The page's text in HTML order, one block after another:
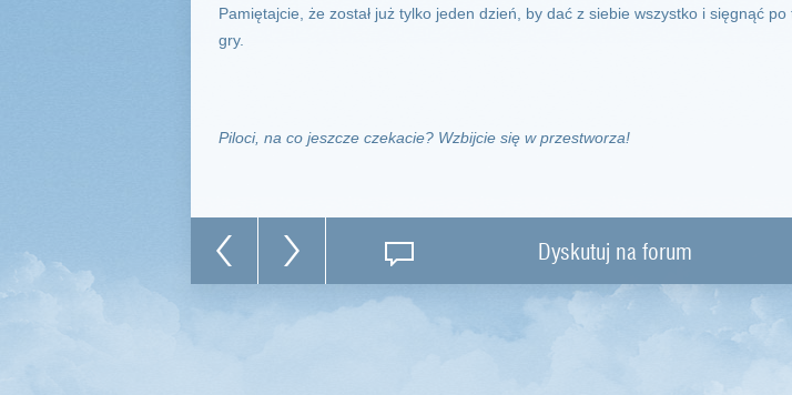
Pamiętajcie, że został już tylko jeden dzień, by dać z siebie wszystko i sięgnąć
gry.
Piloci, na co jeszcze czekacie? Wzbijcie się w przestworza!
Dyskutuj na forum